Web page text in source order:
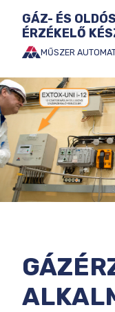
Ugrás
a
tartalomhoz
GÁZ- ÉS
ÉRZÉKELŐ
MŰSZER